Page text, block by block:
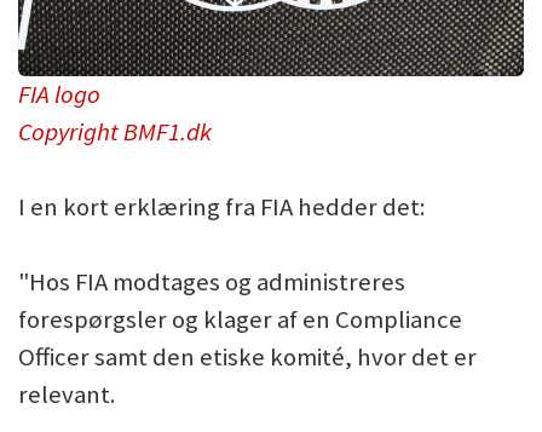
FIA logo
Copyright BMF1.dk
I en kort erklæring fra FIA hedder det:
"Hos FIA modtages og administreres
forespørgsler og klager af en Compliance
Officer samt den etiske komité, hvor det er
relevant.